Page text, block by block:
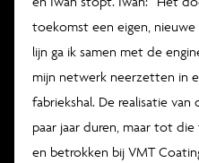
toekomst een eigen,
lijn ga ik samen met de
mijn netwerk neerzetten in
fabriekshal. De realisatie
paar jaar duren, maar tot
en betrokken bij VMT